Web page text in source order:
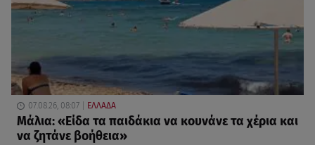
07.08.26, 08:07 ΕΛΛΑΔΑ
Μάλια: «Είδα τα παιδάκια να κουνάνε τα χέρια και
να ζητάνε βοήθεια»